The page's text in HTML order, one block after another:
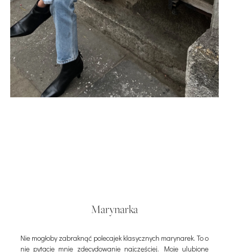
Marynarka
Nie mogłoby zabraknąć polecajek klasycznych marynarek. To o
nie pytacie mnie zdecydowanie najczęściej. Moje ulubione